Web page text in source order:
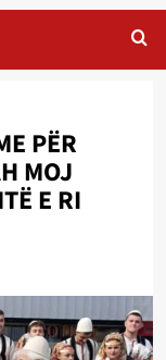
PËR
MOJ
E RI